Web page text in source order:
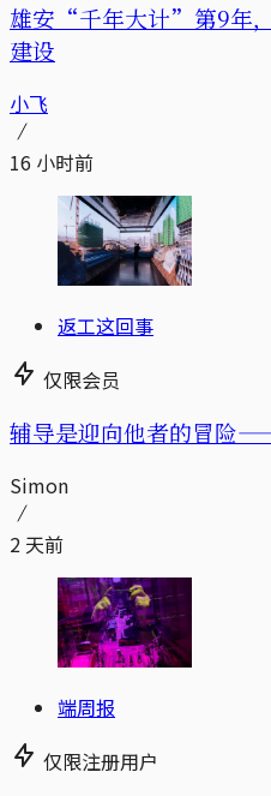
雄安“千年大计”第9年
建设
小飞
16 小时前
返工这回事
仅限会员
辅导是迎向他者的冒险
Simon
2 天前
端周报
仅限注册用户